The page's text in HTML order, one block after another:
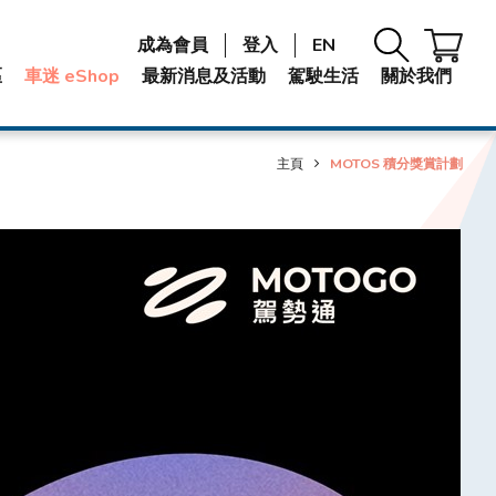
車迷 eShop 最新消息及活動 駕駛生活 關於我們
成為會員 登入 EN
主頁 MOTOS 積分獎賞計劃